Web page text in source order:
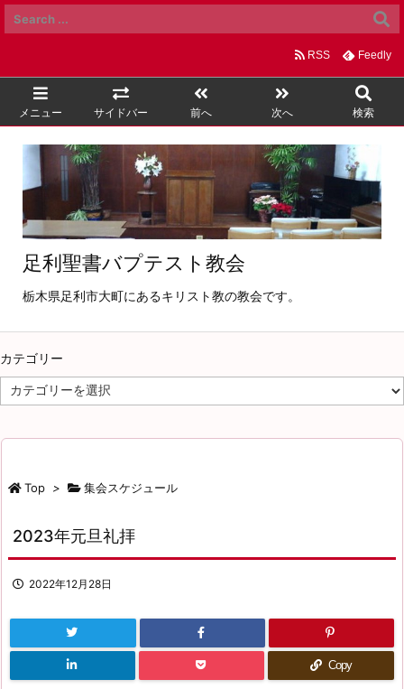
メニュー サイドバー 前へ 次へ 検索
RSS Feedly
足利聖書バプテスト教会
栃木県足利市大町にあるキリスト教の教会です。
カテゴリー
テ
リ
Top > 集会スケジュール
2023年元旦礼拝
2022年12月28日
Copy